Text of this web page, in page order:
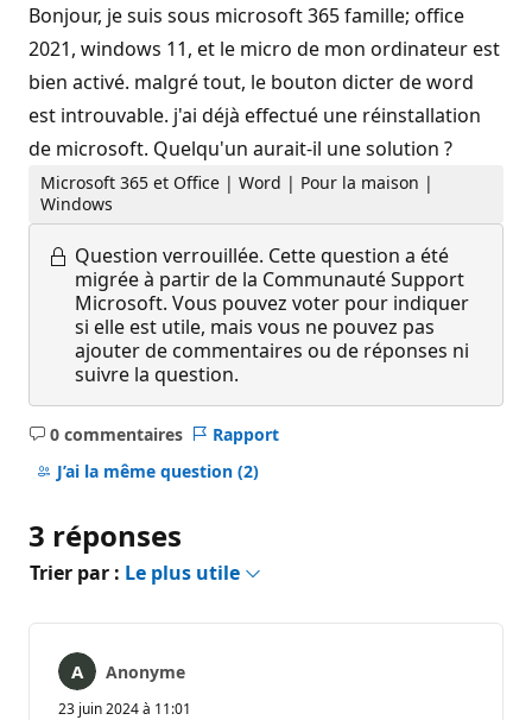
Bonjour, je suis sous microsoft 365 famille; office
2021, windows 11, et le micro de mon ordinateur est
bien activé. malgré tout, le bouton dicter de word
est introuvable. j'ai déjà effectué une réinstallation
de microsoft. Quelqu'un aurait-il une solution ?
Microsoft 365 et Office | Word | Pour la maison |
Windows
Question verrouillée. Cette question a été
migrée à partir de la Communauté Support
Microsoft. Vous pouvez voter pour indiquer
si elle est utile, mais vous ne pouvez pas
ajouter de commentaires ou de réponses ni
suivre la question.
0 commentaires
Aucun
commentaire
Rapport
J’ai la même question (2)
3 réponses
Trier par : Le plus utile
Anonyme
23 juin 2024 à 11:01